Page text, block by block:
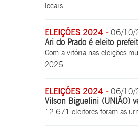
locais.
ELEIÇÕES 2024 - 06/10/
Ari do Prado é eleito
Com a vitória nas eleições
2025
ELEIÇÕES 2024 - 06/10/
Vilson Biguelini (UNIÃO)
12,671 eleitores foram as